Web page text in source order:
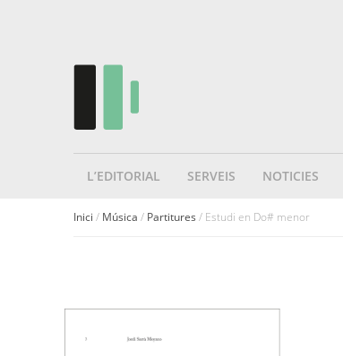
L’EDITORIAL SERVEIS NOTICIES
Inici / Música / Partitures / Estudi en Do# menor